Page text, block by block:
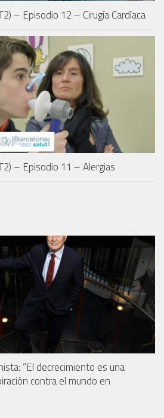
– Episodio 12 – Cirugía Cardíaca
– Episodio 11 – Alergias
“El decrecimiento es una
contra el mundo en